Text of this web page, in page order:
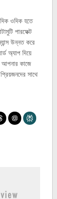
ওদিক হতে
পারফেক্ট
উন্নত করে
অ্যাপ দিয়ে
আপনার কাজে
সাথে